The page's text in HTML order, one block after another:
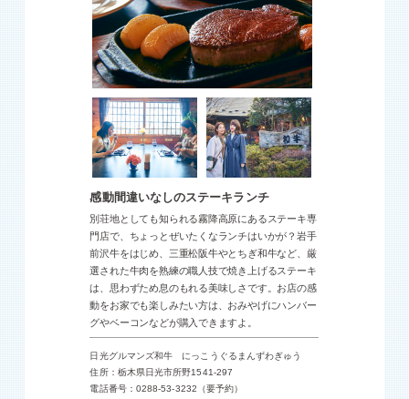
感動間違いなしのステーキランチ
別荘地としても知られる霧降高原にあるステーキ専
門店で、ちょっとぜいたくなランチはいかが？岩手
前沢牛をはじめ、三重松阪牛やとちぎ和牛など、厳
選された牛肉を熟練の職人技で焼き上げるステーキ
は、思わずため息のもれる美味しさです。お店の感
動をお家でも楽しみたい方は、おみやげにハンバー
グやベーコンなどが購入できますよ。
日光グルマンズ和牛 にっこうぐるまんずわぎゅう
住所：栃木県日光市所野1541-297
電話番号：0288-53-3232（要予約）